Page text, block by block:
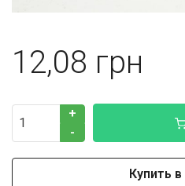
12,08
+
-
Купить